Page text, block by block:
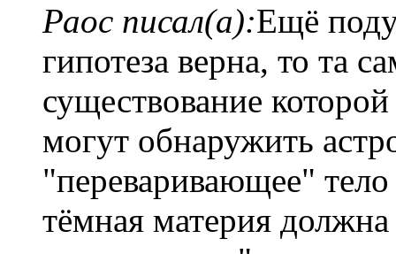
Раос писал(а):Ещё
гипотеза верна, то та
существование
могут обнаружить
"переваривающее"
тёмная материя